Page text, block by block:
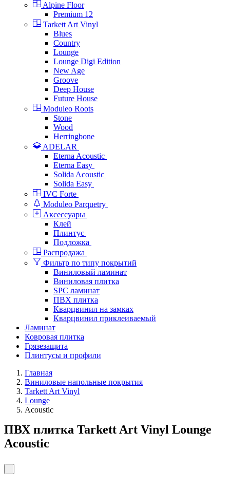
Alpine Floor
Premium 12
Tarkett Art Vinyl
Blues
Country
Lounge
Lounge Digi Edition
New Age
Groove
Deep House
Future House
Moduleo Roots
Stone
Wood
Herringbone
ADELAR
Eterna Acoustic
Eterna Easy
Solida Acoustic
Solida Easy
IVC Forte
Moduleo Parquetry
Аксессуары
Клей
Плинтус
Подложка
Распродажа
Фильтр по типу покрытий
Виниловый ламинат
Виниловая плитка
SPC ламинат
ПВХ плитка
Кварцвинил на замках
Кварцвинил приклеиваемый
Ламинат
Ковровая плитка
Грязезащита
Плинтусы и профили
Главная
Виниловые напольные покрытия
Tarkett Art Vinyl
Lounge
Acoustic
ПВХ плитка Tarkett Art Vinyl Lounge
Acoustic